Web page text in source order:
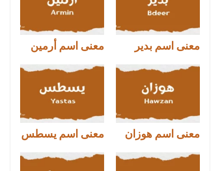
معنى اسم بدير معنى اسم أرمين
معنى اسم هوزان معنى اسم يسطس